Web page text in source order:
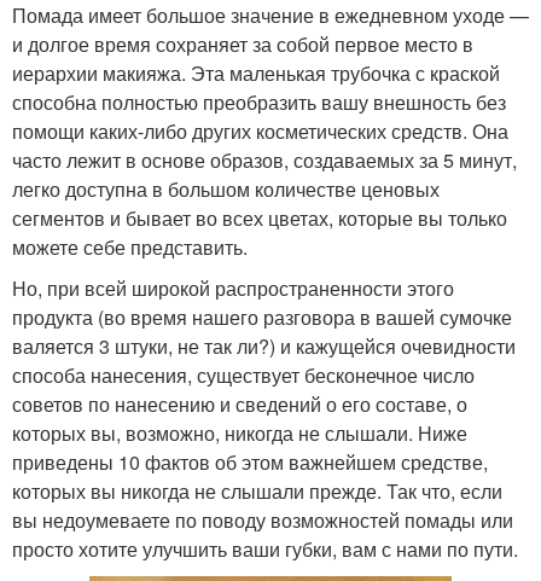
Помада имеет большое значение в ежедневном уходе —
и долгое время сохраняет за собой первое место в
иерархии макияжа. Эта маленькая трубочка с краской
способна полностью преобразить вашу внешность без
помощи каких-либо других косметических средств. Она
часто лежит в основе образов, создаваемых за 5 минут,
легко доступна в большом количестве ценовых
сегментов и бывает во всех цветах, которые вы только
можете себе представить.
Но, при всей широкой распространенности этого
продукта (во время нашего разговора в вашей сумочке
валяется 3 штуки, не так ли?) и кажущейся очевидности
способа нанесения, существует бесконечное число
советов по нанесению и сведений о его составе, о
которых вы, возможно, никогда не слышали. Ниже
приведены 10 фактов об этом важнейшем средстве,
которых вы никогда не слышали прежде. Так что, если
вы недоумеваете по поводу возможностей помады или
просто хотите улучшить ваши губки, вам с нами по пути.